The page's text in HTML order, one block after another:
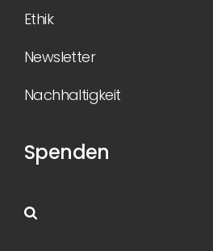
Ethik
Newsletter
Nachhaltigkeit
Spenden